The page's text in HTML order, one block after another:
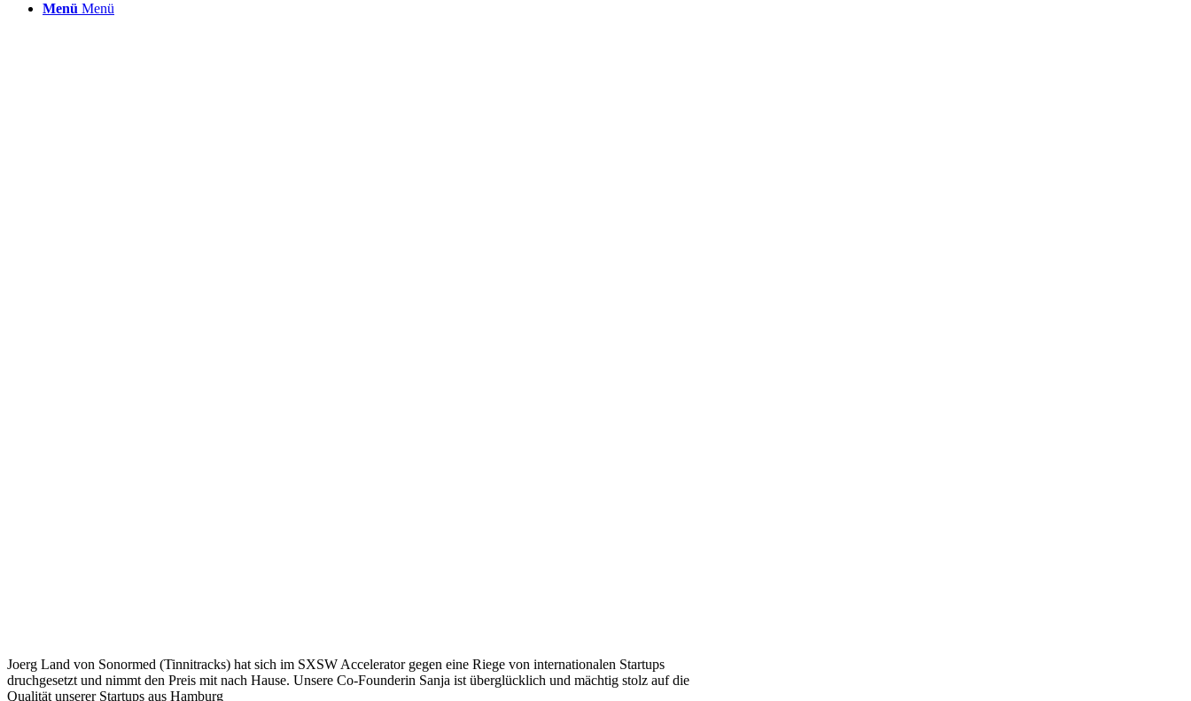
Menü Menü
Joerg Land von Sonormed (Tinnitracks) hat sich im SXSW Accelerator gegen eine Riege von internationalen Startups
druchgesetzt und nimmt den Preis mit nach Hause. Unsere Co-Founderin Sanja ist überglücklich und mächtig stolz auf die
Qualität unserer Startups aus Hamburg